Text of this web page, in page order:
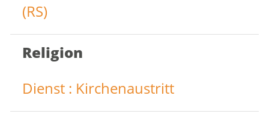
(RS)
Religion
Dienst : Kirchenaustritt